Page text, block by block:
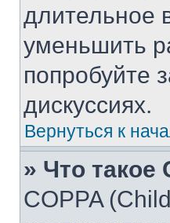
длительное
уменьшить
попробуйте
дискуссиях.
Вернуться к
» Что такое
COPPA